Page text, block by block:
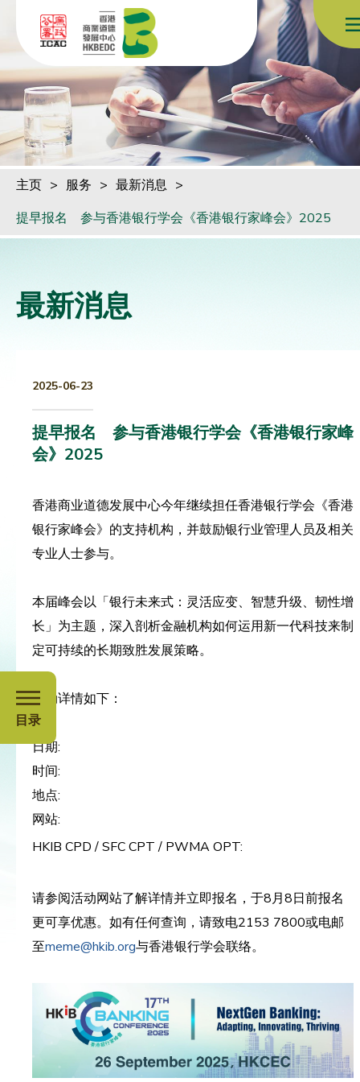
跳到内容（按回车键）
主页 > 服务 > 最新消息 >
提早报名 参与香港银行学会《香港银行家峰会》2025
目录
最新消息
2025-06-23
提早报名 参与香港银行学会《香港银行家峰
会》2025
香港商业道德发展中心今年继续担任香港银行学会《香港
银行家峰会》的支持机构，并鼓励银行业管理人员及相关
专业人士参与。
本届峰会以「银行未来式：灵活应变、智慧升级、韧性增
长」为主题，深入剖析金融机构如何运用新一代科技来制
定可持续的长期致胜发展策略。
活动详情如下：
日期:
时间:
地点:
网站:
HKIB CPD / SFC CPT / PWMA OPT:
请参阅活动网站了解详情并立即报名，于8月8日前报名
更可享优惠。如有任何查询，请致电2153 7800或电邮
至meme@hkib.org与香港银行学会联络。